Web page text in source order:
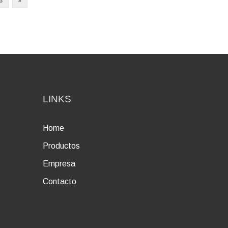
LINKS
Home
Productos
Empresa
Contacto